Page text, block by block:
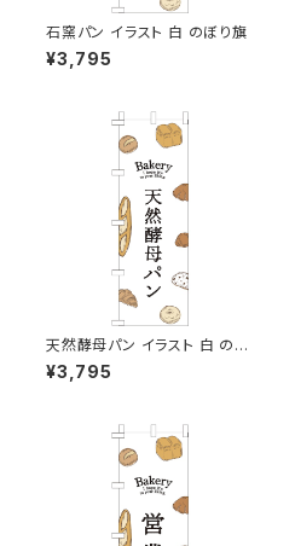
石窯パン イラスト 白 のぼり旗
¥3,795
天然酵母パン イラスト 白 のぼ
り旗
¥3,795